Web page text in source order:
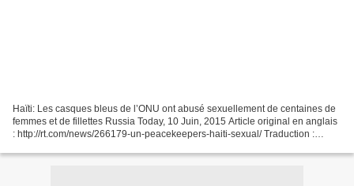
Haïti: Les casques bleus de l’ONU ont abusé sexuellement de centaines de
femmes et de fillettes Russia Today, 10 Juin, 2015 Article original en anglais
: http://rt.com/news/266179-un-peacekeepers-haiti-sexual/ Traduction :